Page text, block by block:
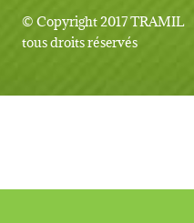
© Copyright 2017 TRAMIL
tous droits réservés